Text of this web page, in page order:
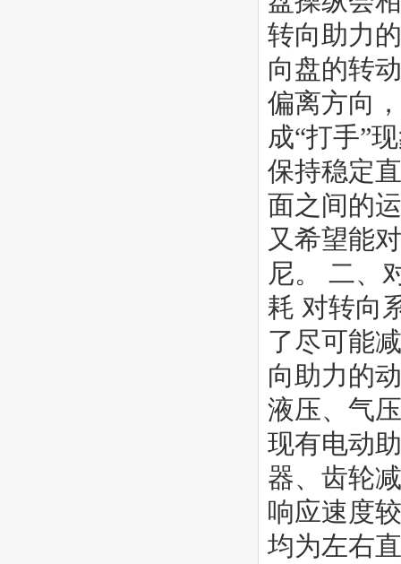
转向助力
向盘的转
偏离方向
成“打手”
保持稳定
面之间的
又希望能
尼。 二、
耗 对转向
了尽可能
向助力的
液压、气
现有电动
器、齿轮
响应速度
均为左右